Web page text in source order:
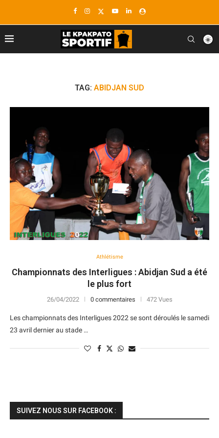
TAG: ABIDJAN SUD
Athlétisme
Championnats des Interligues : Abidjan Sud a été
le plus fort
26/04/2022 0 commentaires 472 Vues
Les championnats des Interligues 2022 se sont déroulés le samedi
23 avril dernier au stade …
SUIVEZ NOUS SUR FACEBOOK :